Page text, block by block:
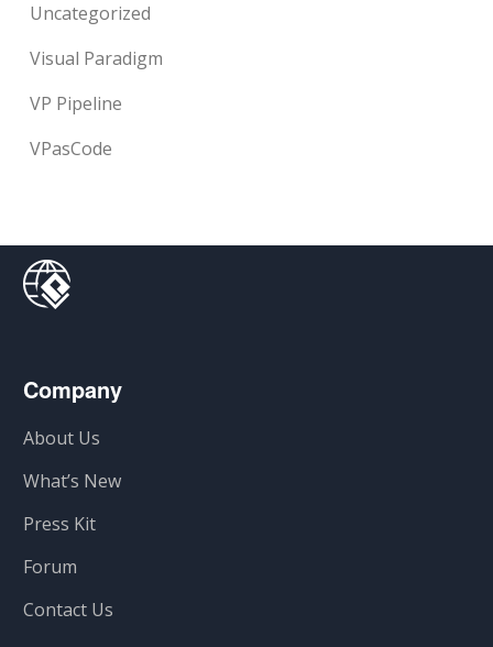
Uncategorized
Visual Paradigm
VP Pipeline
VPasCode
Company
About Us
What’s New
Press Kit
Forum
Contact Us